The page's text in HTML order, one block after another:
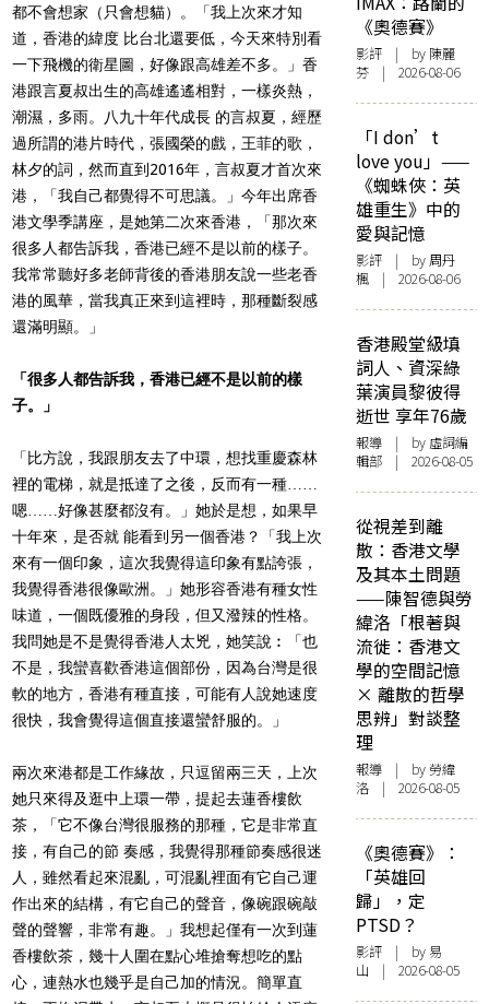
都不會想家（只會想貓）。「我上次來才知
道，香港的緯度 比台北還要低，今天來特別看
一下飛機的衛星圖，好像跟高雄差不多。」香
港跟言夏叔出生的高雄遙遙相對，一樣炎熱，
潮濕，多雨。八九十年代成長 的言叔夏，經歷
過所謂的港片時代，張國榮的戲，王菲的歌，
林夕的詞，然而直到2016年，言叔夏才首次來
港，「我自己都覺得不可思議。」今年出席香
港文學季講座，是她第二次來香港，「那次來
很多人都告訴我，香港已經不是以前的樣子。
我常常聽好多老師背後的香港朋友說一些老香
港的風華，當我真正來到這裡時，那種斷裂感
還滿明顯。」
「很多人都告訴我，香港已經不是以前的樣
子。」
「比方說，我跟朋友去了中環，想找重慶森林
裡的電梯，就是抵達了之後，反而有一種……
嗯……好像甚麼都沒有。」她於是想，如果早
十年來，是否就 能看到另一個香港？「我上次
來有一個印象，這次我覺得這印象有點誇張，
我覺得香港很像歐洲。」她形容香港有種女性
味道，一個既優雅的身段，但又潑辣的性格。
我問她是不是覺得香港人太兇，她笑說︰「也
不是，我蠻喜歡香港這個部份，因為台灣是很
軟的地方，香港有種直接，可能有人說她速度
很快，我會覺得這個直接還蠻舒服的。」
兩次來港都是工作緣故，只逗留兩三天，上次
她只來得及逛中上環一帶，提起去蓮香樓飲
茶，「它不像台灣很服務的那種，它是非常直
接，有自己的節 奏感，我覺得那種節奏感很迷
人，雖然看起來混亂，可混亂裡面有它自己運
作出來的結構，有它自己的聲音，像碗跟碗敲
聲的聲響，非常有趣。」我想起僅有一次到蓮
香樓飲茶，幾十人圍在點心堆搶奪想吃的點
心，連熱水也幾乎是自己加的情況。簡單直
《奧德賽》
影評 | by 陳麗
芬 | 2026-08-06
「I don’t
love you」——
《蜘蛛俠：英
雄重生》中的
愛與記憶
影評 | by周丹
楓 | 2026-08-06
香港殿堂級填
詞人、資深綠
葉演員黎彼得
逝世 享年76歲
報導 | by 虛詞編
輯部 | 2026-08-05
從視差到離
散：香港文學
及其本土問題
——陳智德與勞
緯洛「根著與
流徙：香港文
學的空間記憶
× 離散的哲學
思辨」對談整
理
報導 | by 勞緯
洛 | 2026-08-05
《奧德賽》：
「英雄回
歸」，定
PTSD？
影評 | by 易
山 | 2026-08-05